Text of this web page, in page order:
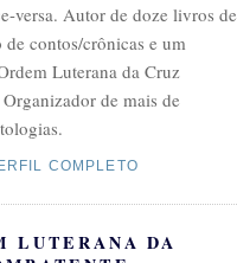
versa. Autor de doze livros de
contos/crônicas e um
Luterana da Cruz
de mais de
COMPLETO
LUTERANA DA